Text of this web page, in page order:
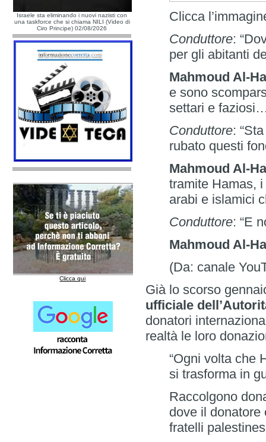
Israele sta eliminando i nuovi nazisti con
una taskforce che si chiama NILI (Video di
Ciro Principe) 02/08/2026
Clicca qui
Clicca
Conduttore:
per gli abitanti
Mahmoud Al-
e sono
settari e
Conduttore:
rubato questi
Mahmoud Al-
tramite Hamas,
arabi e islamici
Conduttore: “E
Mahmoud Al-
(Da: canale
Già lo scorso
ufficiale
donatori
realtà le loro
“Ogni volta che
si trasforma in
Raccolgono
dove il donatore
fratelli